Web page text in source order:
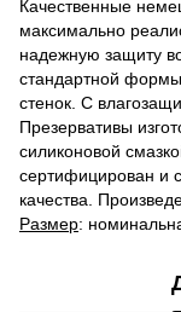
Качественные
максимально
надежную защиту
стандартной формы
стенок. С
Презервативы
силиконовой
сертифицирован и
качества.
Размер: